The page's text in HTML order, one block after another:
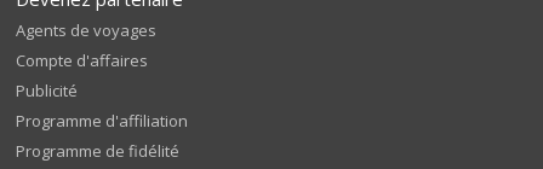
Agents de voyages
Compte d'affaires
Publicité
Programme d'affiliation
Programme de fidélité